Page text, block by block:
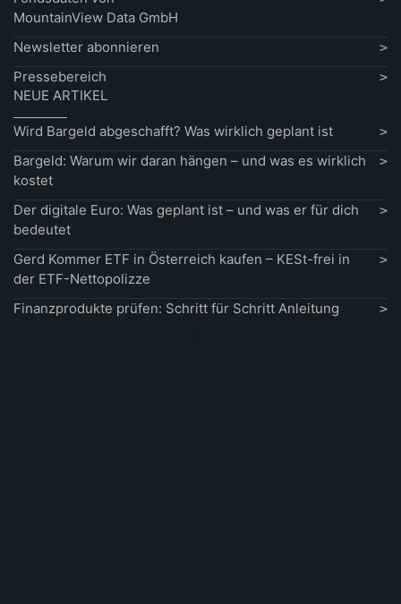
MountainView Data GmbH
Newsletter abonnieren
Pressebereich
NEUE ARTIKEL
Wird Bargeld abgeschafft? Was wirklich geplant ist
Bargeld: Warum wir daran hängen – und was es wirklich
kostet
Der digitale Euro: Was geplant ist – und was er für dich
bedeutet
Gerd Kommer ETF in Österreich kaufen – KESt-frei in
der ETF-Nettopolizze
Finanzprodukte prüfen: Schritt für Schritt Anleitung